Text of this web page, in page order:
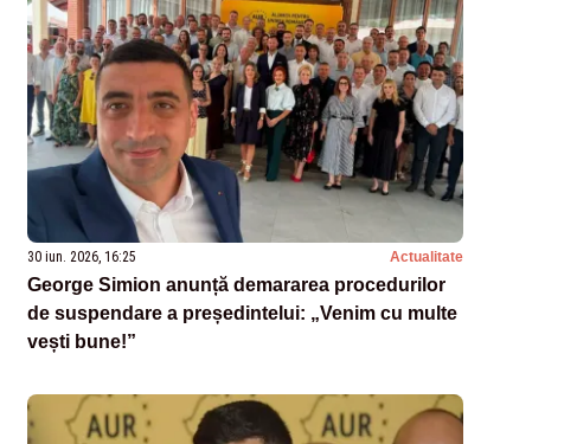
30 iun. 2026, 16:25 Actualitate
George Simion anunță demararea procedurilor
de suspendare a președintelui: „Venim cu multe
vești bune!”